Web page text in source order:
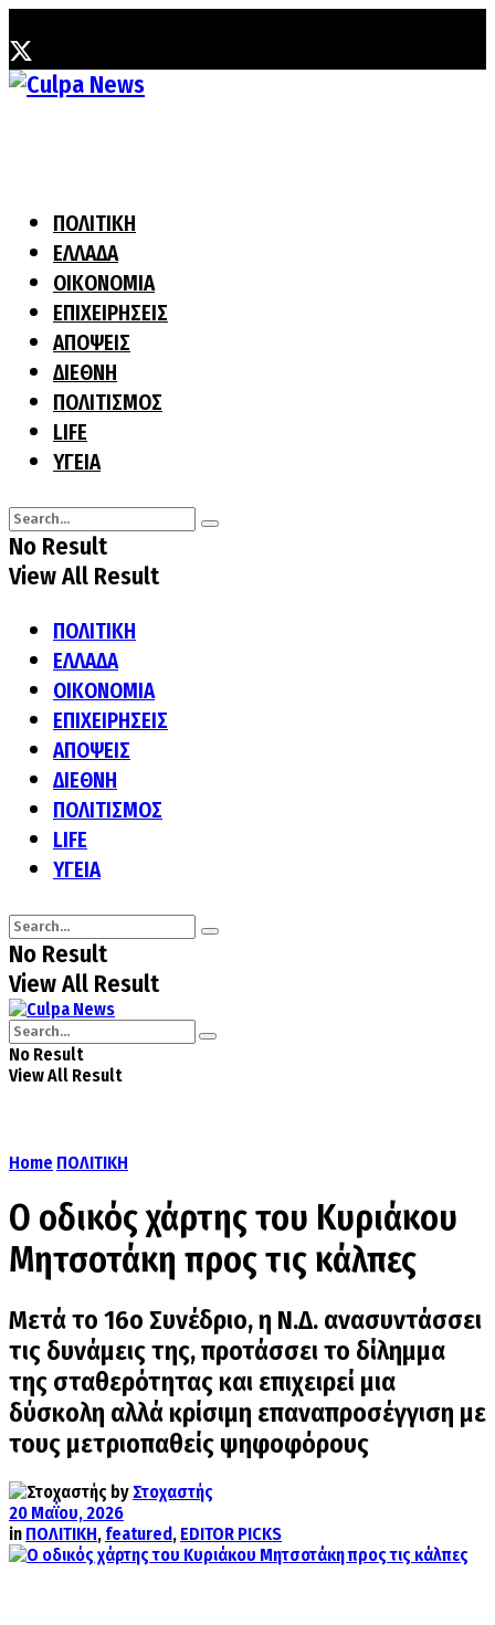
ΠΟΛΙΤΙΚΗ
ΕΛΛΑΔΑ
ΟΙΚΟΝΟΜΙΑ
ΕΠΙΧΕΙΡΗΣΕΙΣ
ΑΠΟΨΕΙΣ
ΔΙΕΘΝΗ
ΠΟΛΙΤΙΣΜΟΣ
LIFE
ΥΓΕΙΑ
No Result
View All Result
ΠΟΛΙΤΙΚΗ
ΕΛΛΑΔΑ
ΟΙΚΟΝΟΜΙΑ
ΕΠΙΧΕΙΡΗΣΕΙΣ
ΑΠΟΨΕΙΣ
ΔΙΕΘΝΗ
ΠΟΛΙΤΙΣΜΟΣ
LIFE
ΥΓΕΙΑ
No Result
View All Result
No Result
View All Result
Home ΠΟΛΙΤΙΚΗ
Ο οδικός χάρτης του Κυριάκου
Μητσοτάκη προς τις κάλπες
Μετά το 16ο Συνέδριο, η Ν.Δ. ανασυντάσσει
τις δυνάμεις της, προτάσσει το δίλημμα
της σταθερότητας και επιχειρεί μια
δύσκολη αλλά κρίσιμη επαναπροσέγγιση με
τους μετριοπαθείς ψηφοφόρους
by Στοχαστής
20 Μαΐου, 2026
in ΠΟΛΙΤΙΚΗ, featured, EDITOR PICKS